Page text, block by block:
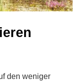
den weniger